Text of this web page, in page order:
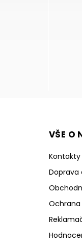
VŠE O
Kontakty
Doprava